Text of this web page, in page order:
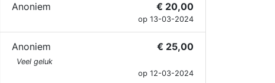
Anoniem € 20,00
op 13-03-2024
Anoniem € 25,00
Veel geluk
op 12-03-2024